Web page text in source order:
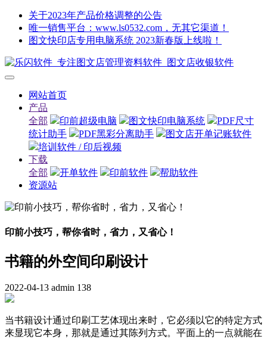
关于2023年产品价格调整的公告
唯一销售平台：www.ls0532.com，无其它渠道！
图文快印店专用电脑系统 2023新春版上线啦！
网站首页
产品
全部
印前超级电脑 图文快印电脑系统
PDF尺寸
统计助手
PDF黑彩分离助手
图文店开单记账软件
培训软件 / 印后视频
下载
全部
开单软件 印前软件
帮助软件
资源站
印前小技巧，帮你省时，省力，又省心！
书籍的外空间印刷设计
2022-04-13 admin 138
当书籍设计通过印刷工艺体现出来时，它必须以它的特定方式
来显现它本身，那就是通过其陈列方式。平面上的一点就能在